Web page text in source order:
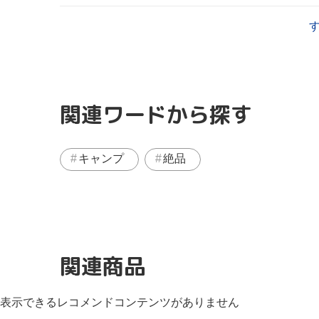
関連ワードから探す
キャンプ 絶品
関連商品
表示できるレコメンドコンテンツがありません